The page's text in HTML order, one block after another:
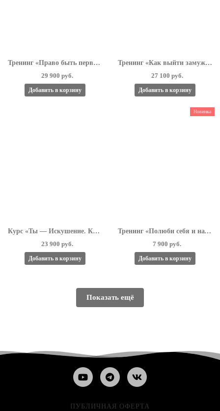
Тренинг «Право быть первой. Правила жизни для результата»
29 900 руб.
Добавить в корзину
Тренинг «Как выйти замуж за миллионера»
27 100 руб.
Добавить в корзину
Курс «Ты — Искушение. Как Любить и Как Влюбить 4.0»
23 900 руб.
Добавить в корзину
Новинка
Тренинг «Полюби себя и начни жить!»
7 900 руб.
Добавить в корзину
Показать ещё
ПУБЛИЧНАЯ ОФЕРТА